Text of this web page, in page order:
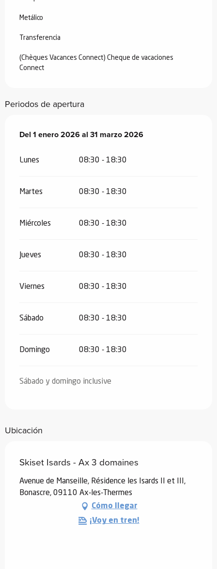
Metálico
Transferencia
(Chèques Vacances Connect) Cheque de vacaciones
Connect
Periodos de apertura
Del 1 enero 2026al 31 marzo 2026
Del 1 enero 2026al 31 marzo 2026
Lunes 08:30 - 18:30
Martes 08:30 - 18:30
Miércoles 08:30 - 18:30
Jueves 08:30 - 18:30
Viernes 08:30 - 18:30
Sábado 08:30 - 18:30
Domingo 08:30 - 18:30
Sábado y domingo inclusive
Ubicación
Skiset Isards - Ax 3 domaines
Avenue de Manseille, Résidence les Isards II et III,
Bonascre, 09110 Ax-les-Thermes
Cómo llegar
¡Voy en tren!